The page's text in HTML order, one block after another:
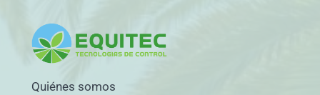
Quiénes somos